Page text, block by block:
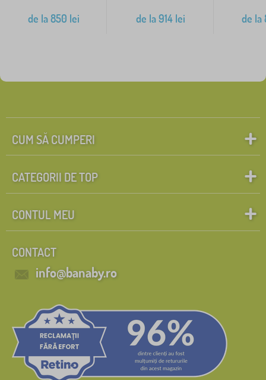
de la850 lei de la914lei de la
CUM SĂ CUMPERI
CATEGORII DE TOP
CONTUL MEU
CONTACT
info@banaby.ro